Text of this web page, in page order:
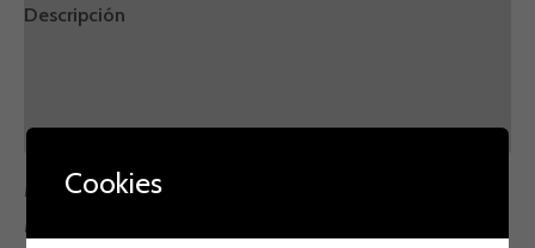
Descripción
Valoraciones (0)
Maleta cabina American Tourister con decoración de
Minnie Mouse de Disney.
Cookies